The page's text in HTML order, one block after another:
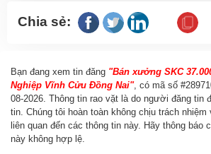
Chia sẻ:
Bạn đang xem tin đăng "Bán xưởng SKC
Nghiệp Vĩnh Cửu Đồng Nai", có mã số
08-2026 . Thông tin rao vặt là do người đăng tin
tin. Chúng tôi hoàn toàn không chịu trách
liên quan đến các thông tin này. Hãy thông báo
này không hợp lệ.